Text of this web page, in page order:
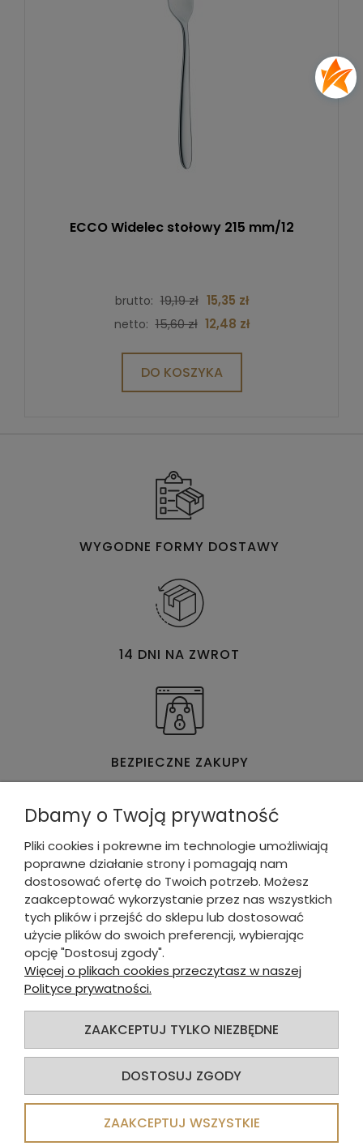
ECCO Widelec stołowy 215 mm/12
brutto: 19,19 zł 15,35 zł
netto: 15,60 zł 12,48 zł
DO KOSZYKA
WYGODNE FORMY DOSTAWY
14 DNI NA ZWROT
BEZPIECZNE ZAKUPY
WYGODNE & SZYBKIE PŁATNOŚCI
DLA KUPUJĄCEGO
INFORMACJE O SKLEPIE
© 2025Alva Sp. z o.o.. Wszelkie prawa zastrzeżone.
Sklep internetowy Shoper.pl
Dbamy o Twoją prywatność
Pliki cookies i pokrewne im technologie umożliwiają
poprawne działanie strony i pomagają nam
dostosować ofertę do Twoich potrzeb. Możesz
zaakceptować wykorzystanie przez nas wszystkich
tych plików i przejść do sklepu lub dostosować
użycie plików do swoich preferencji, wybierając
opcję "Dostosuj zgody".
Więcej o plikach cookies przeczytasz w naszej
Polityce prywatności.
ZAAKCEPTUJ TYLKO NIEZBĘDNE
DOSTOSUJ ZGODY
ZAAKCEPTUJ WSZYSTKIE